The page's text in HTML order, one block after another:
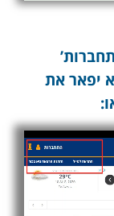
יפאר את